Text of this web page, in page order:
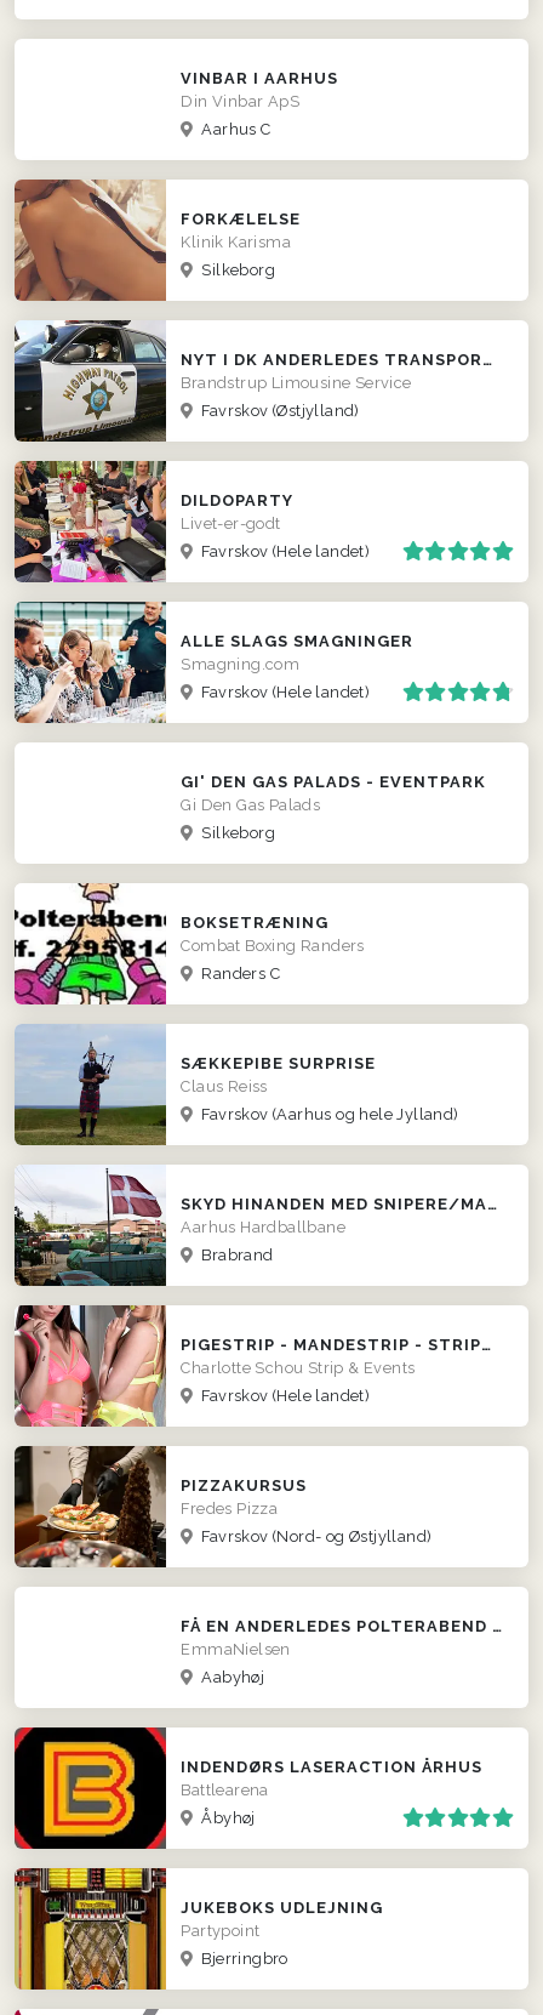
VINBAR I AARHUS
Din Vinbar ApS
Aarhus C
FORKÆLELSE
Klinik Karisma
Silkeborg
NYT I DK ANDERLEDES TRANSPORT OG BLIKFANG
Brandstrup Limousine Service
Favrskov (Østjylland)
DILDOPARTY
Livet-er-godt
Favrskov (Hele landet)
ALLE SLAGS SMAGNINGER
Smagning.com
Favrskov (Hele landet)
GI' DEN GAS PALADS - EVENTPARK
Gi Den Gas Palads
Silkeborg
BOKSETRÆNING
Combat Boxing Randers
Randers C
SÆKKEPIBE SURPRISE
Claus Reiss
Favrskov (Aarhus og hele Jylland)
SKYD HINANDEN MED SNIPERE/MASKINGEVÆRER HOS AHBB
Aarhus Hardballbane
Brabrand
PIGESTRIP - MANDESTRIP - STRIPUNDERVISNING - DOBBELTSHOWS
Charlotte Schou Strip & Events
Favrskov (Hele landet)
PIZZAKURSUS
Fredes Pizza
Favrskov (Nord- og Østjylland)
FÅ EN ANDERLEDES POLTERABEND MED DYKKERBUTIKKEN!
EmmaNielsen
Aabyhøj
INDENDØRS LASERACTION ÅRHUS
Battlearena
Åbyhøj
JUKEBOKS UDLEJNING
Partypoint
Bjerringbro